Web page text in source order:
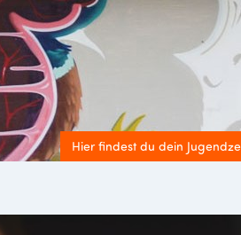
Hier findest du dein